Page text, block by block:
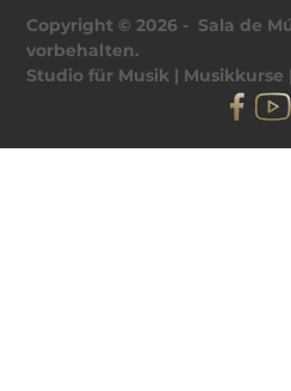
Copyright © 2026 - Sala de
vorbehalten.
Studio für Musik | Musikkurse